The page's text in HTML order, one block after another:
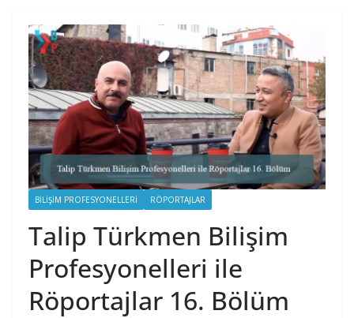
BILIŞIM PROFESYONELLERI RÖPORTAJLAR
Talip Türkmen Bilişim
Profesyonelleri ile
Röportajlar 16. Bölüm